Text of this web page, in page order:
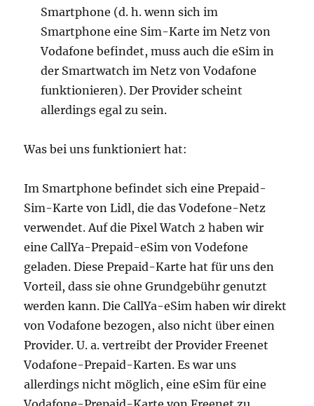
Smartphone (d. h. wenn sich im
Smartphone eine Sim-Karte im Netz von
Vodafone befindet, muss auch die eSim in
der Smartwatch im Netz von Vodafone
funktionieren). Der Provider scheint
allerdings egal zu sein.
Was bei uns funktioniert hat:
Im Smartphone befindet sich eine Prepaid-
Sim-Karte von Lidl, die das Vodefone-Netz
verwendet. Auf die Pixel Watch 2 haben wir
eine CallYa-Prepaid-eSim von Vodefone
geladen. Diese Prepaid-Karte hat für uns den
Vorteil, dass sie ohne Grundgebühr genutzt
werden kann. Die CallYa-eSim haben wir direkt
von Vodafone bezogen, also nicht über einen
Provider. U. a. vertreibt der Provider Freenet
Vodafone-Prepaid-Karten. Es war uns
allerdings nicht möglich, eine eSim für eine